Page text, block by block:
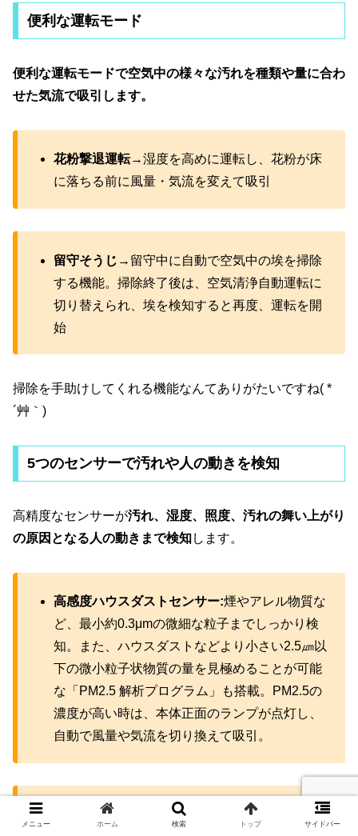
便利な運転モード
便利な運転モードで空気中の様々な汚れを種類や量に合わ
せた気流で吸引します。
花粉撃退運転→湿度を高めに運転し、花粉が床
に落ちる前に風量・気流を変えて吸引
留守そうじ →留守中に自動で空気中の埃を掃除
する機能。掃除終了後は、空気清浄自動運転に
切り替えられ、埃を検知すると再度、運転を開
始
掃除を手助けしてくれる機能なんてありがたいですね( *
´艸｀)
5つのセンサーで汚れや人の動きを検知
高精度なセンサーが汚れ、湿度、照度、汚れの舞い上がり
の原因となる人の動きまで検知します。
高感度ハウスダストセンサー:煙やアレル物質な
ど、最小約0.3μmの微細な粒子までしっかり検
知。また、ハウスダストなどより小さい2.5㎛以
下の微小粒子状物質の量を見極めることが可能
な「PM2.5 解析プログラム」も搭載。PM2.5の
濃度が高い時は、本体正面のランプが点灯し、
自動で風量や気流を切り換えて吸引。
ひとセンサー:
人の動きによるホコリの舞い上が
メニュー ホーム 検索 トップ サイドバー